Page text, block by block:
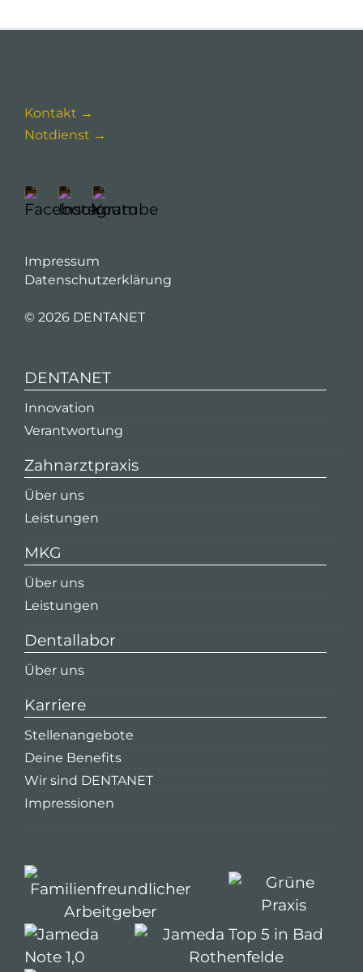
Kontakt →
Notdienst →
Impressum
Datenschutzerklärung
© 2026 DENTANET
DENTANET
Innovation
Verantwortung
Zahnarztpraxis
Über uns
Leistungen
MKG
Über uns
Leistungen
Dentallabor
Über uns
Karriere
Stellenangebote
Deine Benefits
Wir sind DENTANET
Impressionen